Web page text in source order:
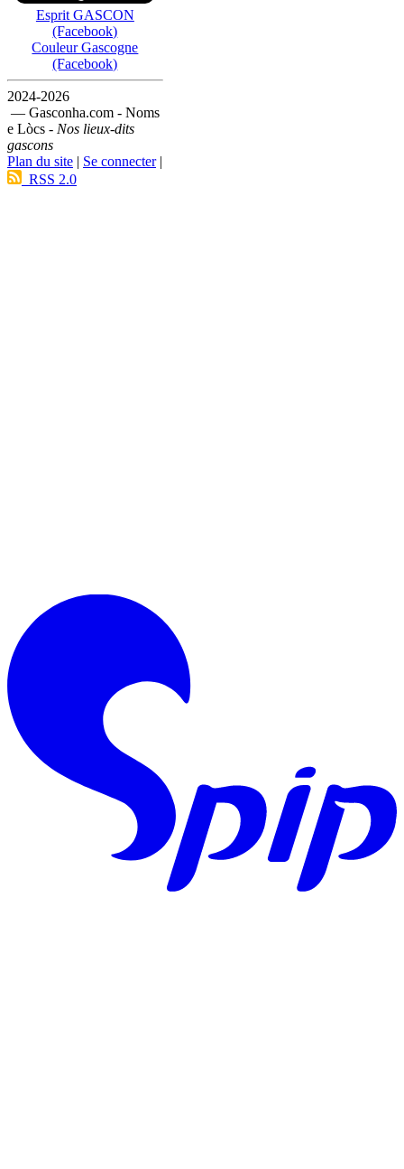
Esprit GASCON
(Facebook)
Couleur Gascogne
(Facebook)
2024-2026
— Gasconha.com - Noms
e Lòcs - Nos lieux-dits
gascons
Plan du site | Se connecter|
RSS 2.0